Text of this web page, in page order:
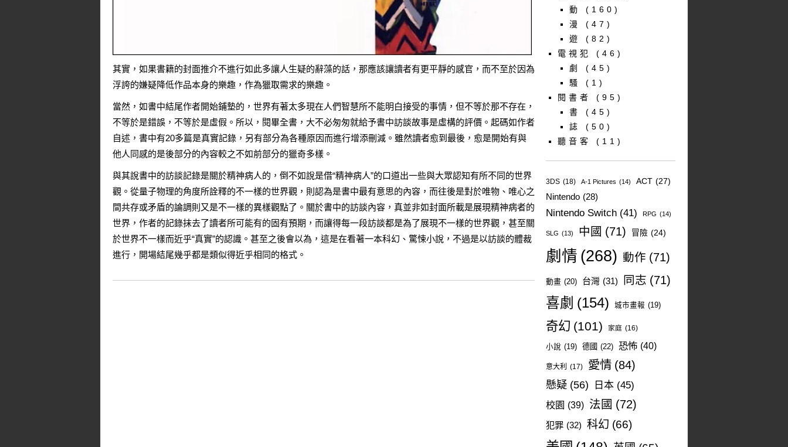
其實，如果書籍的封面推介不進行如此多讓人生疑的辭藻的話，那應該讓讀者有更平靜的感官，而不至於因為
浮誇的嫌疑降低作品本身的樂趣，作為獵取需求的樂趣。
當然，如書中結尾作者開始鋪墊的，世界有著太多現在人們智慧所不能明白接受的事情，但不等於那不存在，
不等於是錯誤，不等於是虛假。所以，閱畢全書，大不必匆匆就給予書中訪談故事是虛構的評價。起碼如作者
自述，書中有20多篇是真實記錄，另有部分為各種原因而進行增添刪減。雖然讀者愈到最後，愈是開始有與
他人同感的是後部分的內容較之不如前部分的獵奇多樣。
與其說書中的訪談記錄是關於精神病人的，倒不如說是借“精神病人”的口道出一些與大眾認知有所不同的世界
觀。從量子物理的角度所詮釋的不一樣的世界觀，則認為是書中最有意思的內容，而往後是對於唯物、唯心之
間共存或矛盾的論調則又是不一樣的異樣觀點了。關於書中的訪談內容，真並非如封面所載是展現精神病者的
世界，作者的記錄抹去了讀者所可能有的固有預期，而讓得每一段訪談都是為了展現不一樣的世界觀，甚至關
於世界不一樣而近乎“真實”的認識。甚至之後會以為，這是在看著一本科幻、驚悚小說，不過是以訪談的體裁
進行，開場結尾幾乎都是類似得近乎相同的格式。
動
(160)
漫
(47)
遊
(82)
電視犯
(46)
劇
(45)
騷
(1)
閱書者
(95)
書
(45)
誌
(50)
聽音客
(11)
3DS (18) A-1 Pictures (14) ACT (27)
Nintendo (28)
Nintendo Switch (41) RPG (14)
SLG (13) 中國 (71) 冒險 (24)
劇情 (268) 動作 (71)
動畫 (20) 台灣 (31) 同志 (71)
喜劇 (154) 城市畫報 (19)
奇幻 (101) 家庭 (16)
小說 (19) 德國 (22) 恐怖 (40)
意大利 (17) 愛情 (84)
懸疑 (56) 日本 (45)
校園 (39) 法國 (72)
犯罪 (32) 科幻 (66)